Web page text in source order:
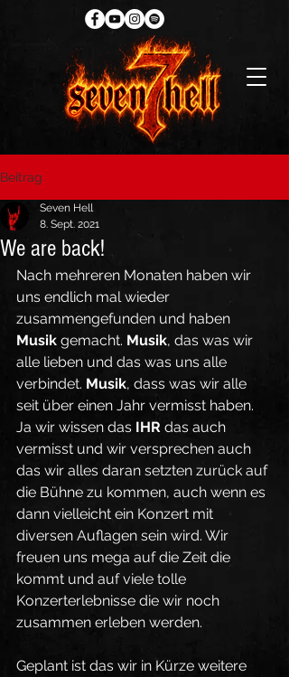
Beitrag
We are back!
Seven Hell
8. Sept. 2021
Nach mehreren Monaten haben wir
uns endlich mal wieder
zusammengefunden und haben
Musik gemacht. Musik, das was wir
alle lieben und das was uns alle
verbindet. Musik, dass was wir alle
seit über einen Jahr vermisst haben.
Ja wir wissen das IHR das auch
vermisst und wir versprechen auch
das wir alles daran setzten zurück auf
die Bühne zu kommen, auch wenn es
dann vielleicht ein Konzert mit
diversen Auflagen sein wird. Wir
freuen uns mega auf die Zeit die
kommt und auf viele tolle
Konzerterlebnisse die wir noch
zusammen erleben werden.
Geplant ist das wir in Kürze weitere